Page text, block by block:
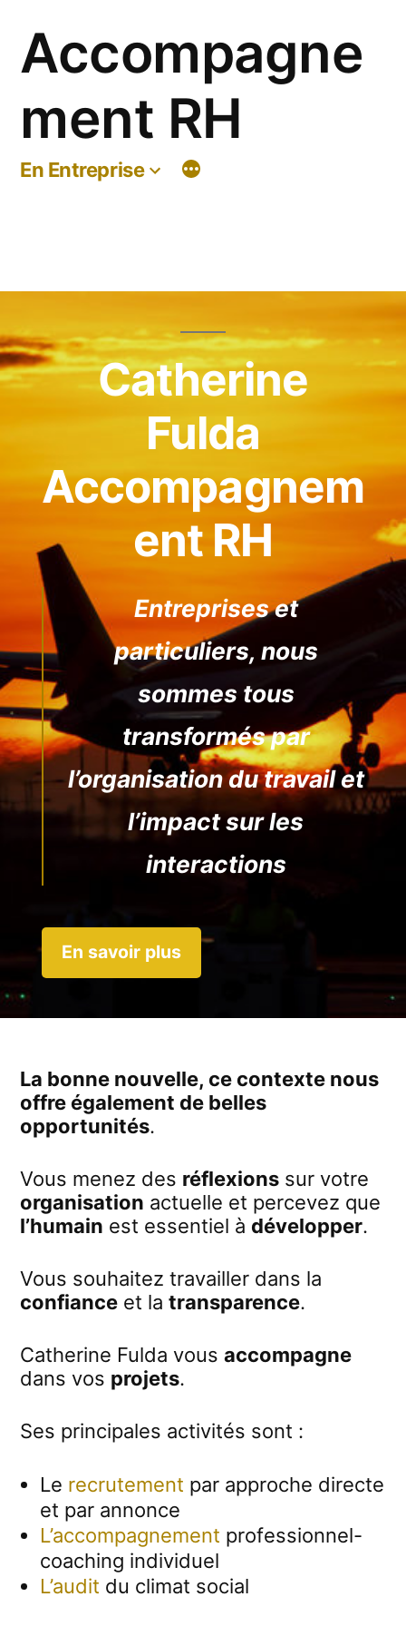
contenu
Accompagne
ment RH
En Entreprise
Catherine
Fulda
Accompagnem
ent RH
Entreprises et
particuliers, nous
sommes tous
transformés par
l’organisation du travail et
l’impact sur les
interactions
En savoir plus
La bonne nouvelle, ce contexte nous
offre également de belles
opportunités.
Vous menez des réflexions sur votre
organisation actuelle et percevez que
l’humain est essentiel à développer.
Vous souhaitez travailler dans la
confiance et la transparence.
Catherine Fulda vous accompagne
dans vos projets.
Ses principales activités sont :
Le recrutement par approche directe
et par annonce
L’accompagnement professionnel-
coaching individuel
L’audit du climat social